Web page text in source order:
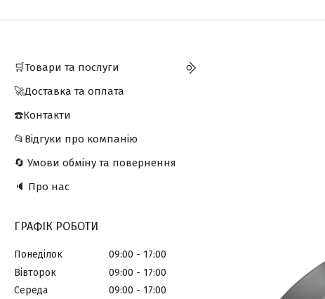
🛒Товари та послуги
🚀Доставка та оплата
☎️Контакти
📂Відгуки про компанію
🔄 Умови обміну та повернення
🔈 Про нас
ГРАФІК РОБОТИ
Понеділок 09:00
17:00
Вівторок
09:00
17:00
Середа
09:00
17:00